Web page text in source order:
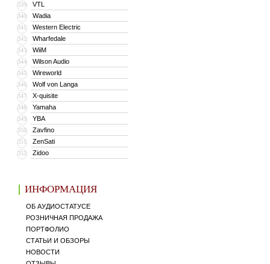
339 VTL
340 Wadia
341 Western Electric
342 Wharfedale
343 WiiM
344 Wilson Audio
345 Wireworld
346 Wolf von Langa
347 X-quisite
348 Yamaha
349 YBA
350 Zavfino
351 ZenSati
352 Zidoo
ИНФОРМАЦИЯ
ОБ АУДИОСТАТУСЕ
РОЗНИЧНАЯ ПРОДАЖА
ПОРТФОЛИО
СТАТЬИ И ОБЗОРЫ
НОВОСТИ